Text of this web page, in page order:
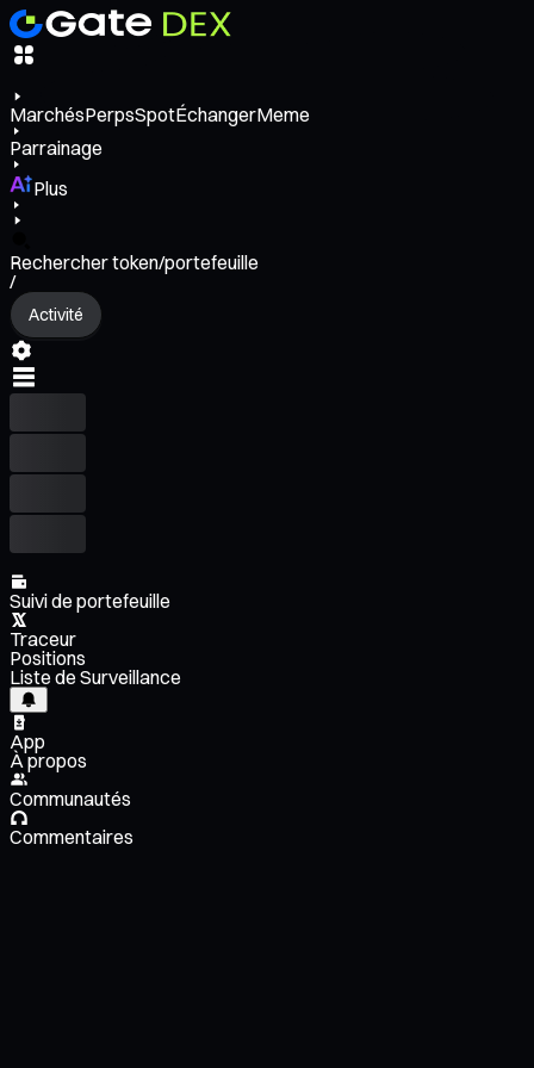
MarchésPerpsSpotÉchangerMeme
Parrainage
Plus
Rechercher token/portefeuille
/
Activité
Suivi de portefeuille
Traceur
Positions
Liste de Surveillance
App
À propos
Communautés
Commentaires